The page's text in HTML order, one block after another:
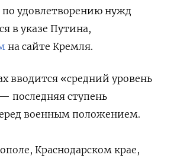
удовлетворению нужд
в указе Путина,
на сайте Кремля.
вводится «средний уровень
последняя ступень
военным положением.
Краснодарском крае,